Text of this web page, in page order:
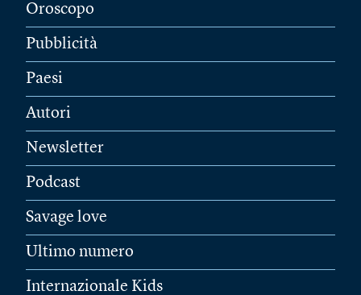
Oroscopo
Pubblicità
Paesi
Autori
Newsletter
Podcast
Savage love
Ultimo numero
Internazionale Kids